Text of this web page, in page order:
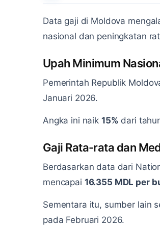
Data gaji di Moldova
nasional dan peningkatan
Upah Minimum
Pemerintah Republik
Januari 2026.
Angka ini naik 15% dari
Gaji Rata-rata dan
Berdasarkan data dari
mencapai 16.355 MDL per
Sementara itu, sumber lain
pada Februari 2026.